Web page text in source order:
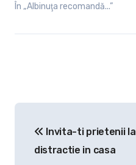
În „Albinuţa recomandă...”
Invita-ti prietenii
distractie in casa